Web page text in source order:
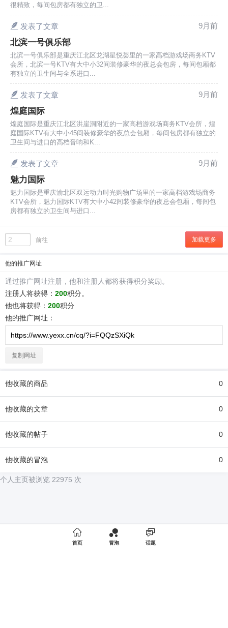
很精致，每间包房都有独立的卫...
发表了文章 9月前
北滨一号俱乐部
北滨一号俱乐部是重庆江北区龙湖星悦荟里的一家高档游戏场商务KTV
会所，北滨一号KTV有大中小32间装修豪华的夜总会包房，每间包厢都
有独立的卫生间与全系进口...
发表了文章 9月前
煌庭国际
煌庭国际是重庆江北区洪崖洞附近的一家高档游戏场商务KTV会所，煌
庭国际KTV有大中小45间装修豪华的夜总会包厢，每间包房都有独立的
卫生间与进口的高档音响和K...
发表了文章 9月前
魅力国际
魅力国际是重庆渝北区双运动力时光购物广场里的一家高档游戏场商务
KTV会所，魅力国际KTV有大中小42间装修豪华的夜总会包厢，每间包
房都有独立的卫生间与进口...
前往 加载更多
他的推广网址
通过推广网址注册， 他和注册人都将获得积分奖励。
注册人将获得： 200积分。
他也将获得： 200积分
他的推广网址：
复制网址
他收藏的商品 0
他收藏的文章 0
他收藏的帖子 0
他收藏的冒泡 0
个人主页被浏览 22975 次

首页 冒泡 话题